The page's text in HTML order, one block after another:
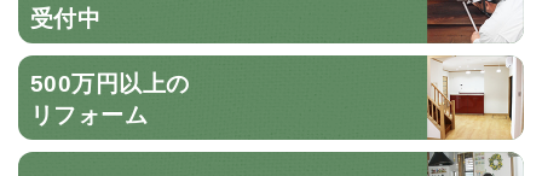
受付中
500万円以上の
リフォーム